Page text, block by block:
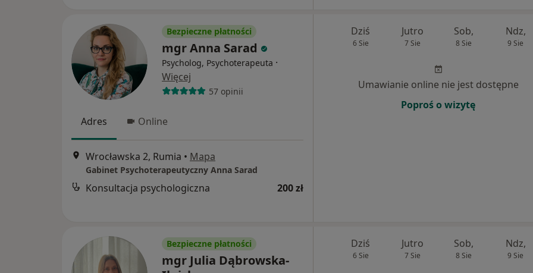
Bezpieczne płatności
mgr Anna Sarad
Psycholog, Psychoterapeuta ·
Więcej
57 opinii
Adres Online
Wrocławska 2, Rumia • Mapa
Gabinet Psychoterapeutyczny Anna Sarad
Konsultacja psychologiczna 200 zł
Dziś
6 Sie
Jutro
7 Sie
Sob,
8 Sie
Ndz,
9 Sie
Umawianie online nie jest dostępne
Poproś o wizytę
Bezpieczne płatności
mgr Julia Dąbrowska-
Dziś
6 Sie
Jutro
7 Sie
Sob,
8 Sie
Ndz,
9 Sie